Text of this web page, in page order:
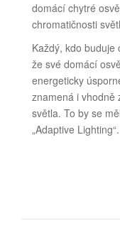
domácí chytré
chromatičnosti
Každý, kdo
že své domácí
energeticky
znamená i vhodně
světla. To by se
„Adaptive Lighting“.